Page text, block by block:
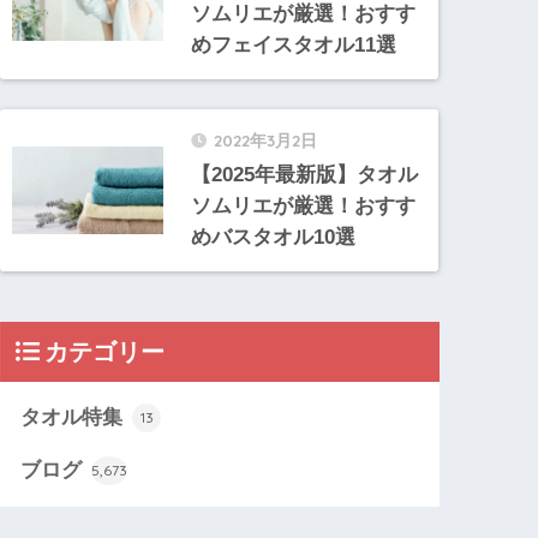
ソムリエが厳選！おすす
めフェイスタオル11選
2022年3月2日
【2025年最新版】タオル
ソムリエが厳選！おすす
めバスタオル10選
カテゴリー
タオル特集 13
ブログ 5,673